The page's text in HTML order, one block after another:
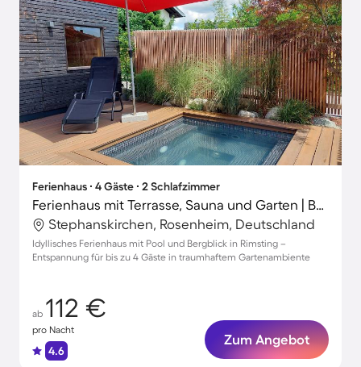
Ferienhaus ∙ 4 Gäste ∙ 2 Schlafzimmer
Ferienhaus mit Terrasse, Sauna und Garten | Bergblick
Stephanskirchen, Rosenheim, Deutschland
Idyllisches Ferienhaus mit Pool und Bergblick in Rimsting –
Entspannung für bis zu 4 Gäste in traumhaftem Gartenambiente
ab 112 €
pro Nacht
4.6
Zum Angebot